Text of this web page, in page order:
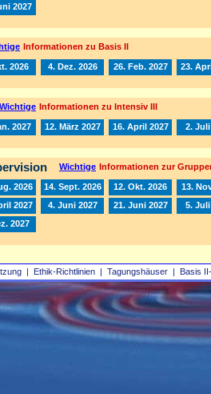
| Ethik-Richtlinien | Tagungshäuser | Basis
2027
Informationen zu Basis II
2026 4. Dez. 2026 26. Feb. 2027 23.
Wichtige Informationen zu Intensiv III
2027 12. März 2027 16. April 2027 2. Juli
Wichtige Informationen zur
2026 14. Sept. 2026 12. Okt. 2026
13.
2027 4. Juni 2027 21. Juni 2027
5. Juli
2027